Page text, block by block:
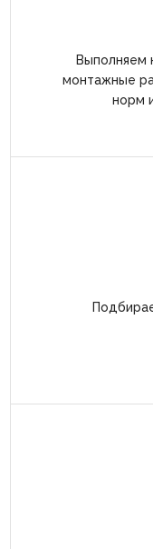
Выполняем
монтажные
норм